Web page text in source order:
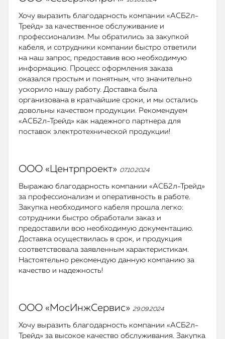
Хочу выразить благодарность компании «АСБ2л-
Трейд» за качественное обслуживание и
профессионализм. Мы обратились за закупкой
кабеля, и сотрудники компании быстро ответили
на наш запрос, предоставив всю необходимую
информацию. Процесс оформления заказа
оказался простым и понятным, что значительно
ускорило нашу работу. Доставка была
организована в кратчайшие сроки, и мы остались
довольны качеством продукции. Рекомендуем
«АСБ2л-Трейд» как надежного партнера для
поставок электротехнической продукции!
ООО «Центрпроект» 07.10.2024
Выражаю благодарность компании «АСБ2л-Трейд»
за профессионализм и оперативность в работе.
Закупка необходимого кабеля прошла легко:
сотрудники быстро обработали заказ и
предоставили всю необходимую документацию.
Доставка осуществилась в срок, и продукция
соответствовала заявленным характеристикам.
Настоятельно рекомендую данную компанию за
качество и надежность!
ООО «МосИнжСервис» 29.09.2024
Хочу выразить благодарность компании «АСБ2л-
Трейд» за высокое качество обслуживания. Закупка